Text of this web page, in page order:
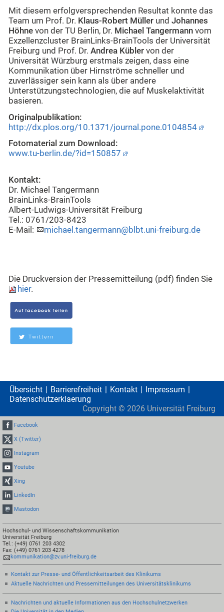
Mit diesem erfolgversprechenden Resultat konnte das
Team um Prof. Dr. Klaus-Robert Müller und Johannes
Höhne von der TU Berlin, Dr. Michael Tangermann vom
Exzellenzcluster BrainLinks-BrainTools der Universität
Freiburg und Prof. Dr. Andrea Kübler von der
Universität Würzburg erstmals zeigen, dass eine
Kommunikation über Hirnströme schneller und
zuverlässiger sein kann als über andere
Unterstützungstechnologien, die auf Muskelaktivität
basieren.
Originalpublikation:
http://dx.plos.org/10.1371/journal.pone.0104854
Fotomaterial zum Download:
www.tu-berlin.de/?id=150857
Kontakt:
Dr. Michael Tangermann
BrainLinks-BrainTools
Albert-Ludwigs-Universität Freiburg
Tel.: 0761/203-8423
E-Mail:
michael.tangermann@blbt.uni-freiburg.de
Die Druckversion der Pressemitteilung (pdf) finden Sie
hier.
Übersicht Barrierefreiheit Kontakt
Impressum
Datenschutzerklaerung
Copyright © 2026 Universität Freiburg
Facebook
X (Twitter)
Instagram
Youtube
Xing
LinkedIn
Mastodon
Hochschul- und Wissenschaftskommunikation
Universität Freiburg
Tel.: (+49) 0761 203 4302
Fax: (+49) 0761 203 4278
kommunikation@zv.uni-freiburg.de
Kontakt zur Presse- und Öffentlichkeitsarbeit des Klinikums
Aktuelle Nachrichten und Pressemitteilungen des Universitätsklinikums
Nachrichten und aktuelle Informationen aus den Hochschulnetzwerken